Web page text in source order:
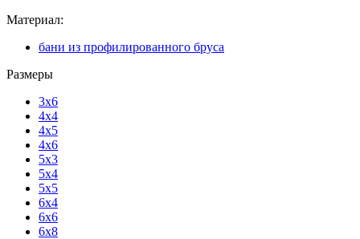
Материал:
бани из профилированного бруса
Размеры
3x6
4x4
4x5
4x6
5x3
5x4
5x5
6x4
6x6
6x8